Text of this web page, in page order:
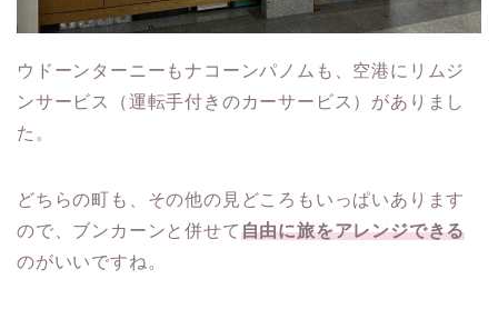
ウドーンターニーもナコーンパノムも、空港にリムジ
ンサービス（運転手付きのカーサービス）がありまし
た。
どちらの町も、その他の見どころもいっぱいあります
ので、ブンカーンと併せて自由に旅をアレンジできる
のがいいですね。